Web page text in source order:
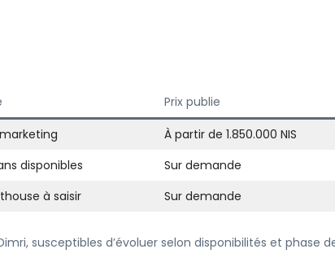
Prix publie
À partir de 1.850.000 NIS
disponibles
Sur demande
à saisir Sur demande
susceptibles d’évoluer selon disponibilités et phase